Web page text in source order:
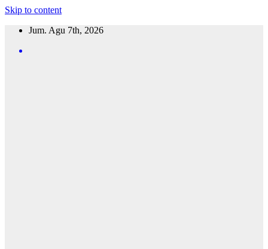
Skip to content
Jum. Agu 7th, 2026